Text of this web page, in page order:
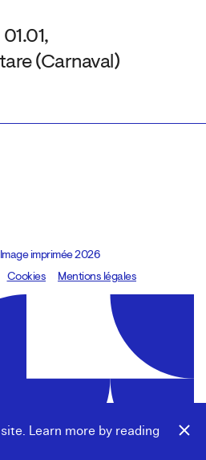
Learn more by reading
01.01,
(Carnaval)
imprimée 2026
8080.studio
Cookies Mentions légales